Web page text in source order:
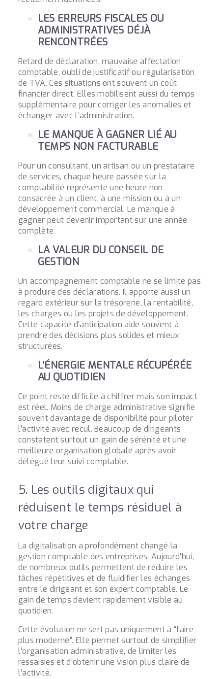
LES ERREURS FISCALES OU
ADMINISTRATIVES DÉJÀ
RENCONTRÉES
Retard de déclaration, mauvaise affectation
comptable, oubli de justificatif ou régularisation
de TVA. Ces situations ont souvent un coût
financier direct. Elles mobilisent aussi du temps
supplémentaire pour corriger les anomalies et
échanger avec l’administration.
LE MANQUE À GAGNER LIÉ AU
TEMPS NON FACTURABLE
Pour un consultant, un artisan ou un prestataire
de services, chaque heure passée sur la
comptabilité représente une heure non
consacrée à un client, à une mission ou à un
développement commercial. Le manque à
gagner peut devenir important sur une année
complète.
LA VALEUR DU CONSEIL DE
GESTION
Un accompagnement comptable ne se limite pas
à produire des déclarations. Il apporte aussi un
regard extérieur sur la trésorerie, la rentabilité,
les charges ou les projets de développement.
Cette capacité d’anticipation aide souvent à
prendre des décisions plus solides et mieux
structurées.
L’ÉNERGIE MENTALE RÉCUPÉRÉE
AU QUOTIDIEN
Ce point reste difficile à chiffrer mais son impact
est réel. Moins de charge administrative signifie
souvent davantage de disponibilité pour piloter
l’activité avec recul. Beaucoup de dirigeants
constatent surtout un gain de sérénité et une
meilleure organisation globale après avoir
délégué leur suivi comptable.
5. Les outils digitaux qui
réduisent le temps résiduel à
votre charge
La digitalisation a profondément changé la
gestion comptable des entreprises. Aujourd’hui,
de nombreux outils permettent de réduire les
tâches répétitives et de fluidifier les échanges
entre le dirigeant et son expert comptable. Le
gain de temps devient rapidement visible au
quotidien.
Cette évolution ne sert pas uniquement à “faire
plus moderne”. Elle permet surtout de simplifier
l’organisation administrative, de limiter les
ressaisies et d’obtenir une vision plus claire de
l’activité.